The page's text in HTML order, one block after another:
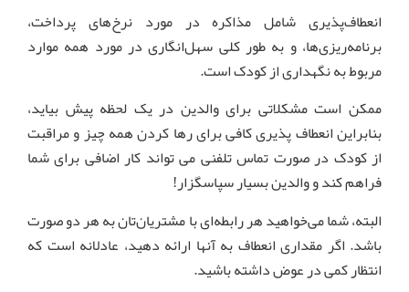
انعطاف‌پذیری شامل مذاکره در مورد نرخ‌های پرداخت،
برنامه‌ریزی‌ها، و به طور کلی سهل‌انگاری در مورد همه موارد
مربوط به نگهداری از کودک است.
ممکن است مشکلاتی برای والدین در یک لحظه پیش بیاید،
بنابراین انعطاف پذیری کافی برای رها کردن همه چیز و مراقبت
از کودک در صورت تماس تلفنی می تواند کار اضافی برای شما
فراهم کند و والدین بسیار سپاسگزار!
البته، شما می‌خواهید هر رابطه‌ای با مشتریان‌تان به هر دو صورت
باشد. اگر مقداری انعطاف به آنها ارائه دهید، عادلانه است که
انتظار کمی در عوض داشته باشید.